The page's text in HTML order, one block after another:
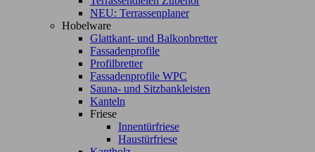
NEU: Terrassenplaner
Hobelware
Glattkant- und Balkonbretter
Fassadenprofile
Profilbretter
Fassadenprofile WPC
Sauna- und Sitzbankleisten
Kanteln
Friese
Innentürfriese
Haustürfriese